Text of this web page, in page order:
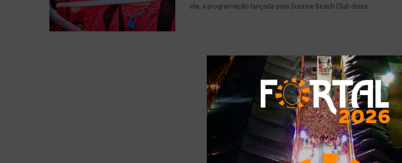
ela, a programação lançada pelo Sunrise Beach Club deixa ...